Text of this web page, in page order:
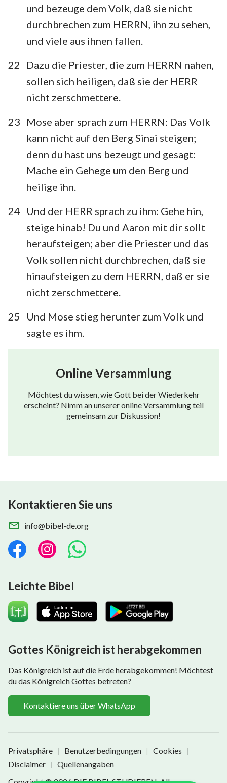
und bezeuge dem Volk, daß sie nicht
durchbrechen zum HERRN, ihn zu sehen,
und viele aus ihnen fallen.
22
Dazu die Priester, die zum HERRN nahen,
sollen sich heiligen, daß sie der HERR
nicht zerschmettere.
23
Mose aber sprach zum HERRN: Das Volk
kann nicht auf den Berg Sinai steigen;
denn du hast uns bezeugt und gesagt:
Mache ein Gehege um den Berg und
heilige ihn.
24
Und der HERR sprach zu ihm: Gehe hin,
steige hinab! Du und Aaron mit dir sollt
heraufsteigen; aber die Priester und das
Volk sollen nicht durchbrechen, daß sie
hinaufsteigen zu dem HERRN, daß er sie
nicht zerschmettere.
25
Und Mose stieg herunter zum Volk und
sagte es ihm.
Online Versammlung
Möchtest du wissen, wie Gott bei der Wiederkehr
erscheint? Nimm an unserer online Versammlung teil
gemeinsam zur Diskussion!
Kontaktieren Sie uns
info@bibel-de.org
Leichte Bibel
Gottes Königreich ist herabgekommen
Das Königreich ist auf die Erde herabgekommen! Möchtest
du das Königreich Gottes betreten?
Kontaktiere uns über WhatsApp
Privatsphäre | Benutzerbedingungen | Cookies |
Disclaimer |
Quellenangaben